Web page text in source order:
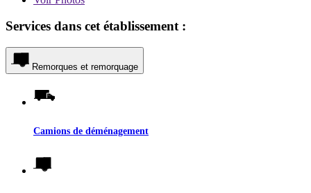
Services dans cet établissement :
Remorques et remorquage
Camions de déménagement